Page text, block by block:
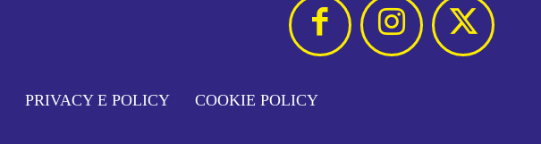
PRIVACY E POLICY COOKIE POLICY